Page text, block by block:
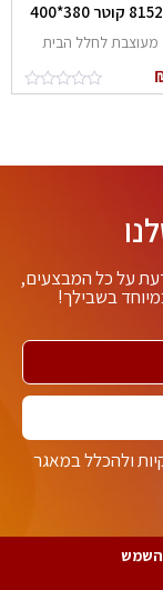
על כל המבצעים,
בשבילך!
ולהכלל במאגר